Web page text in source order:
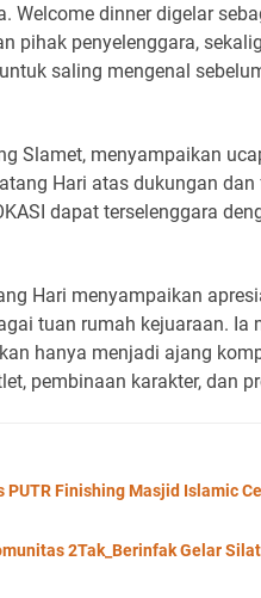
Welcome dinner digelar
pihak penyelenggara,
saling mengenal
Slamet, menyampaikan
Hari atas dukungan
dapat terselenggara
Hari menyampaikan
tuan rumah kejuaraan. Ia
hanya menjadi ajang
pembinaan karakter, dan
PUTR Finishing Masjid Islamic
2Tak_Berinfak Gelar